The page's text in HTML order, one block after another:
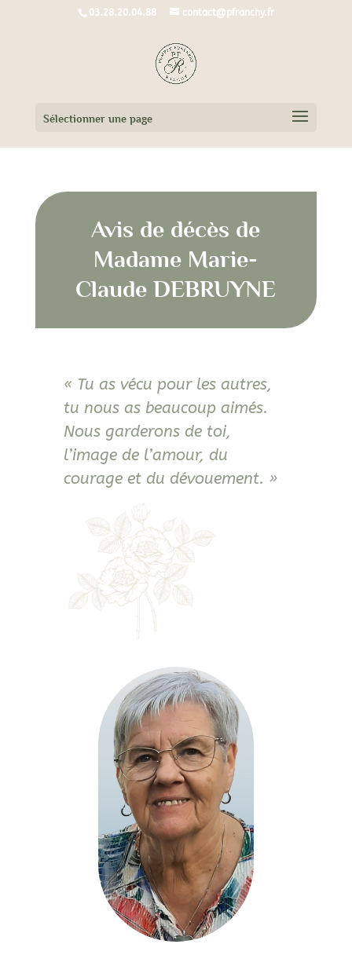
03.28.20.04.88 contact@pfranchy.fr
Sélectionner une page
Avis de décès de
Madame Marie-
Claude DEBRUYNE
« Tu as vécu pour les autres,
tu nous as beaucoup aimés.
Nous garderons de toi,
l’image de l’amour, du
courage et du dévouement. »